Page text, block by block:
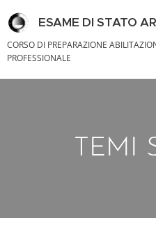
ESAME DI STATO
- - - ARCHITETTI
CORSO DI PREPARAZIONE
PROFESSIONALE
TEMI